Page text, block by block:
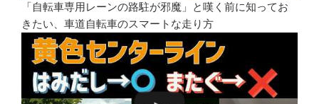
「自転車専用レーンの路駐が邪魔」と嘆く前に知ってお
きたい、車道自転車のスマートな走り方